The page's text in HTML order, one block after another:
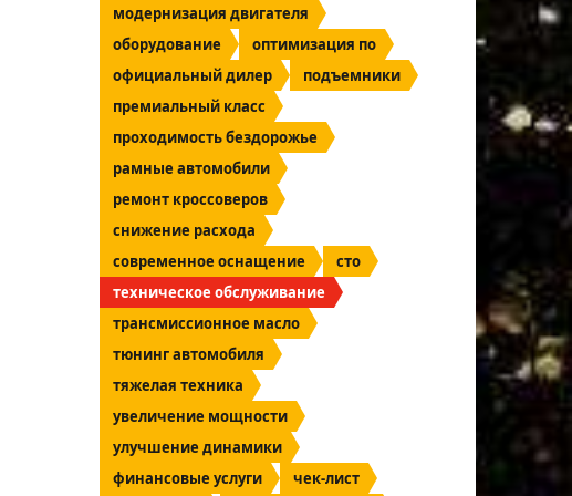
модернизация двигателя
оборудование
оптимизация по
официальный дилер
подъемники
премиальный класс
проходимость бездорожье
рамные автомобили
ремонт кроссоверов
снижение расхода
современное оснащение
сто
техническое обслуживание
трансмиссионное масло
тюнинг автомобиля
тяжелая техника
увеличение мощности
улучшение динамики
финансовые услуги
чек-лист